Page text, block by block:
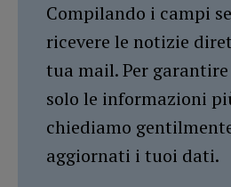
Compilando i campi
ricevere le notizie
tua mail. Per
solo le informazioni
chiediamo
aggiornati i tuoi dati.